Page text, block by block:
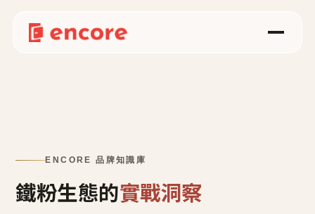
ENCORE 品牌知識庫
鐵粉生態的實戰洞察